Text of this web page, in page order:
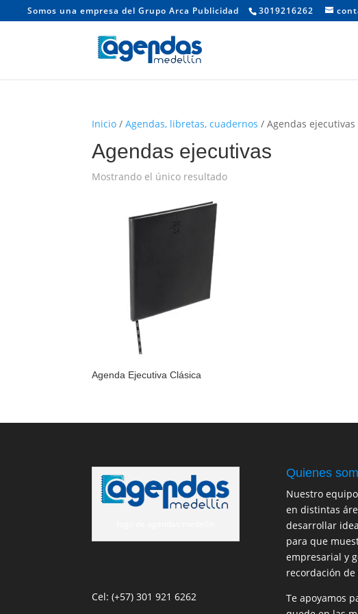
Somos una empresa del Grupo Arca Publicidad 3019216262
Inicio /Agendas, libretas, cuadernos / Agendas ejecutivas
Agendas ejecutivas
Mostrando el único resultado
Agenda Ejecutiva Clásica
Cel: (+57) 301 921 6262
Quienes
Nuestro
en distintas
desarrollar
para que
empresarial y
recordación de
Te apoyamos